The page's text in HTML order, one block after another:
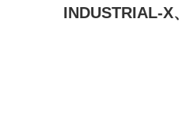
INDUSTRIAL-X